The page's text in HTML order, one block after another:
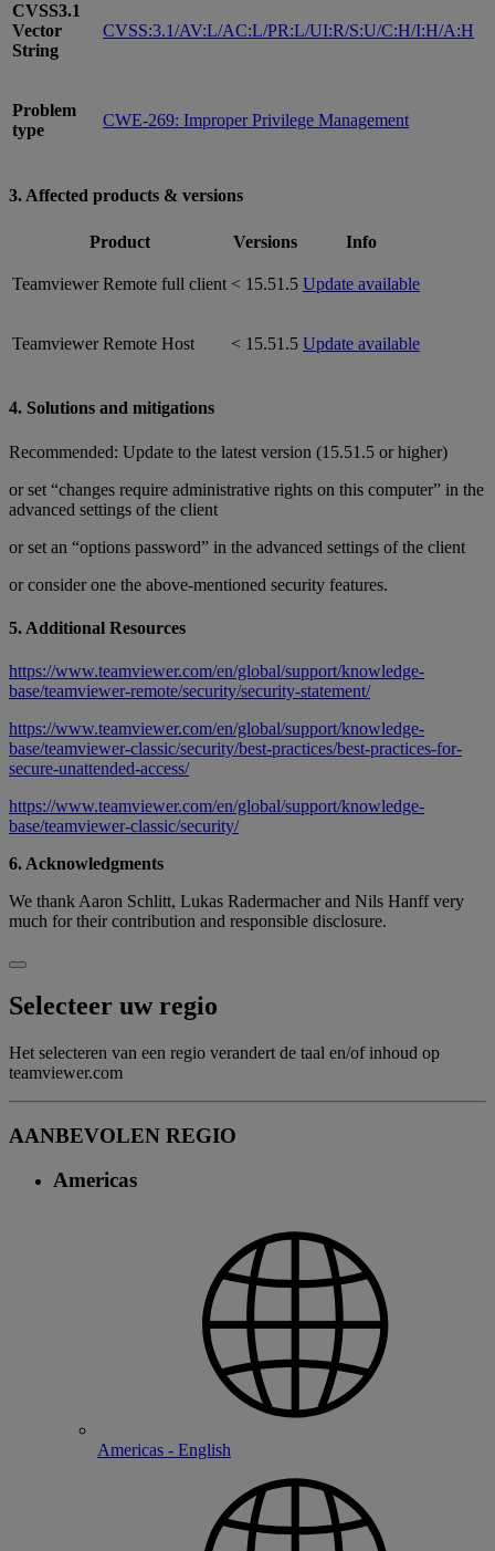
CVSS3.1
Vector
String
CVSS:3.1/AV:L/AC:L/PR:L/UI:R/S:U/C:H/I:H/A:H
Problem
type
CWE-269: Improper Privilege Management
3. Affected products & versions
Product Versions Info
Teamviewer Remote full client < 15.51.5 Update available
Teamviewer Remote Host < 15.51.5 Update available
4. Solutions and mitigations
Recommended: Update to the latest version (15.51.5 or higher)
or set “changes require administrative rights on this computer” in the
advanced settings of the client
or set an “options password” in the advanced settings of the client
or consider one the above-mentioned security features.
5. Additional Resources
https://www.teamviewer.com/en/global/support/knowledge-
base/teamviewer-remote/security/security-statement/
https://www.teamviewer.com/en/global/support/knowledge-
base/teamviewer-classic/security/best-practices/best-practices-for-
secure-unattended-access/
https://www.teamviewer.com/en/global/support/knowledge-
base/teamviewer-classic/security/
6. Acknowledgments
We thank Aaron Schlitt, Lukas Radermacher and Nils Hanff very
much for their contribution and responsible disclosure.
Selecteer uw regio
Het selecteren van een regio verandert de taal en/of inhoud op
teamviewer.com
AANBEVOLEN REGIO
Americas
Americas - English